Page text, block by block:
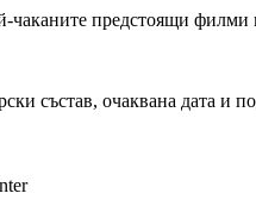
чаканите предстоящи
състав, очаквана дата и